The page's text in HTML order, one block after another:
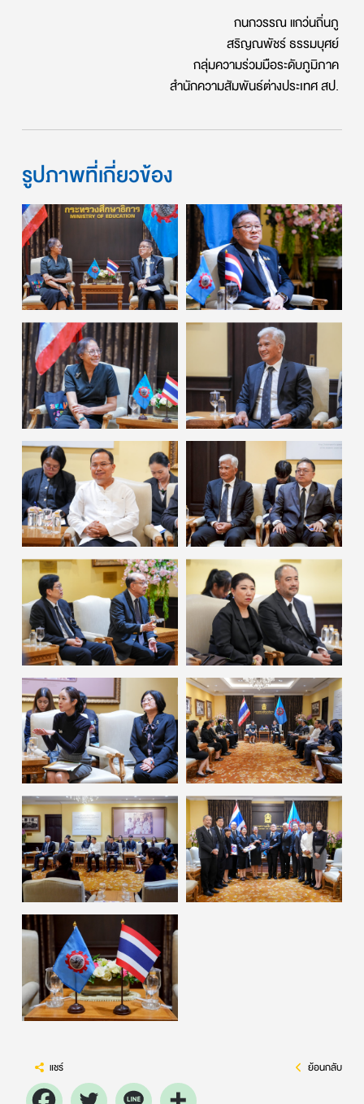
กนกวรรณ แกว่นถิ่นภู
สริญณพัชร์ ธรรมบุศย์
กลุ่มความร่วมมือระดับภูมิภาค
สำนักความสัมพันธ์ต่างประเทศ สป.
รูปภาพที่เกี่ยวข้อง
ย้อนกลับ
แชร์